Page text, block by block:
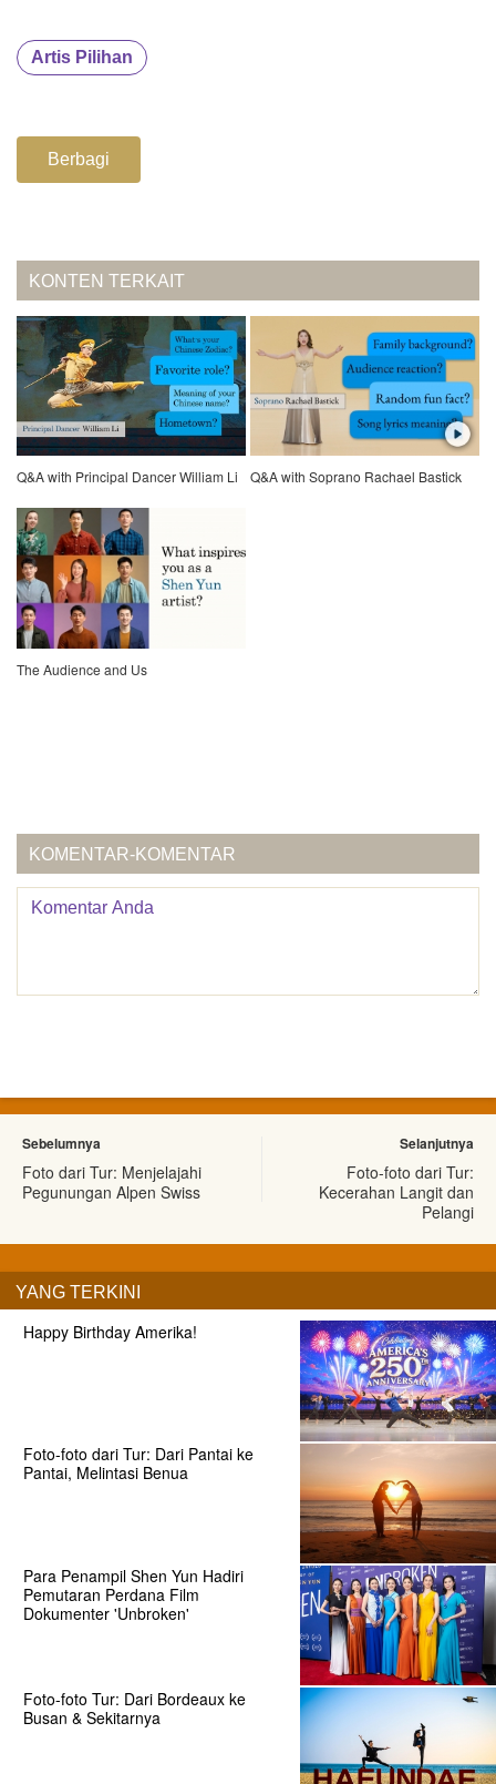
Artis Pilihan
Berbagi
KONTEN TERKAIT
Q&A with Principal Dancer William Li Q&A with Soprano Rachael Bastick
The Audience and Us
KOMENTAR-KOMENTAR
Sebelumnya
Foto dari Tur: Menjelajahi
Pegunungan Alpen Swiss
Selanjutnya
Foto-foto dari Tur:
Kecerahan Langit dan
Pelangi
YANG TERKINI
Happy Birthday Amerika!
Foto-foto dari Tur: Dari Pantai ke
Pantai, Melintasi Benua
Para Penampil Shen Yun Hadiri
Pemutaran Perdana Film
Dokumenter 'Unbroken'
Foto-foto Tur: Dari Bordeaux ke
Busan & Sekitarnya